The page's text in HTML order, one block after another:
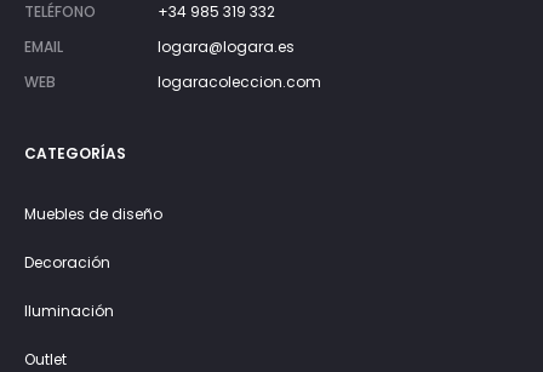
TELÉFONO
+34 985 319 332
EMAIL
logara@logara.es
WEB
logaracoleccion.com
CATEGORÍAS
Muebles de diseño
Decoración
Iluminación
Outlet